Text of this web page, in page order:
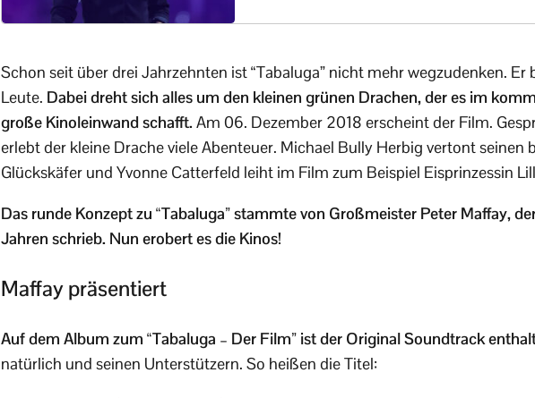
Schon seit über drei Jahrzehnten ist “Tabaluga” nicht mehr wegzudenken.
Leute. Dabei dreht sich alles um den kleinen grünen Drachen, der es im
große Kinoleinwand schafft. Am 06. Dezember 2018 erscheint der Film.
erlebt der kleine Drache viele Abenteuer. Michael Bully Herbig vertont seinen
Glückskäfer und Yvonne Catterfeld leiht im Film zum Beispiel Eisprinzessin
Das runde Konzept zu “Tabaluga” stammte von Großmeister Peter Maffay,
Jahren schrieb. Nun erobert es die Kinos!
Maffay präsentiert
Auf dem Album zum “Tabaluga – Der Film” ist der Original Soundtrack
natürlich und seinen Unterstützern. So heißen die Titel: